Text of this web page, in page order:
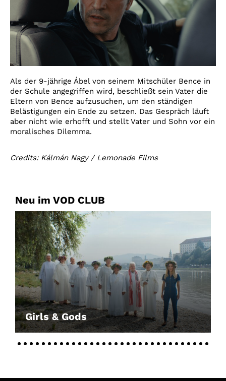
Als der 9-jährige Ábel von seinem Mitschüler Bence in
der Schule angegriffen wird, beschließt sein Vater die
Eltern von Bence aufzusuchen, um den ständigen
Belästigungen ein Ende zu setzen. Das Gespräch läuft
aber nicht wie erhofft und stellt Vater und Sohn vor ein
moralisches Dilemma.
Credits: Kálmán Nagy / Lemonade Films
Neu im VOD CLUB
Girls & Gods